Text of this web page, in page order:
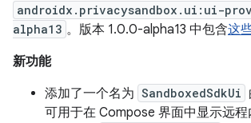
androidx.privacysandbox.ui:ui-
alpha13 。版本 1.0.0-alpha13 中包含这
新功能
添加了一个名为 SandboxedSdkUi
可用于在 Compose 界面中显示远